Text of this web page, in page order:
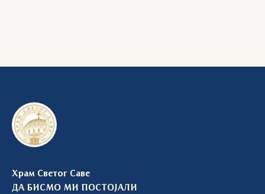
Храм Светог Саве
ДА БИСМО МИ ПОСТОЈАЛИ